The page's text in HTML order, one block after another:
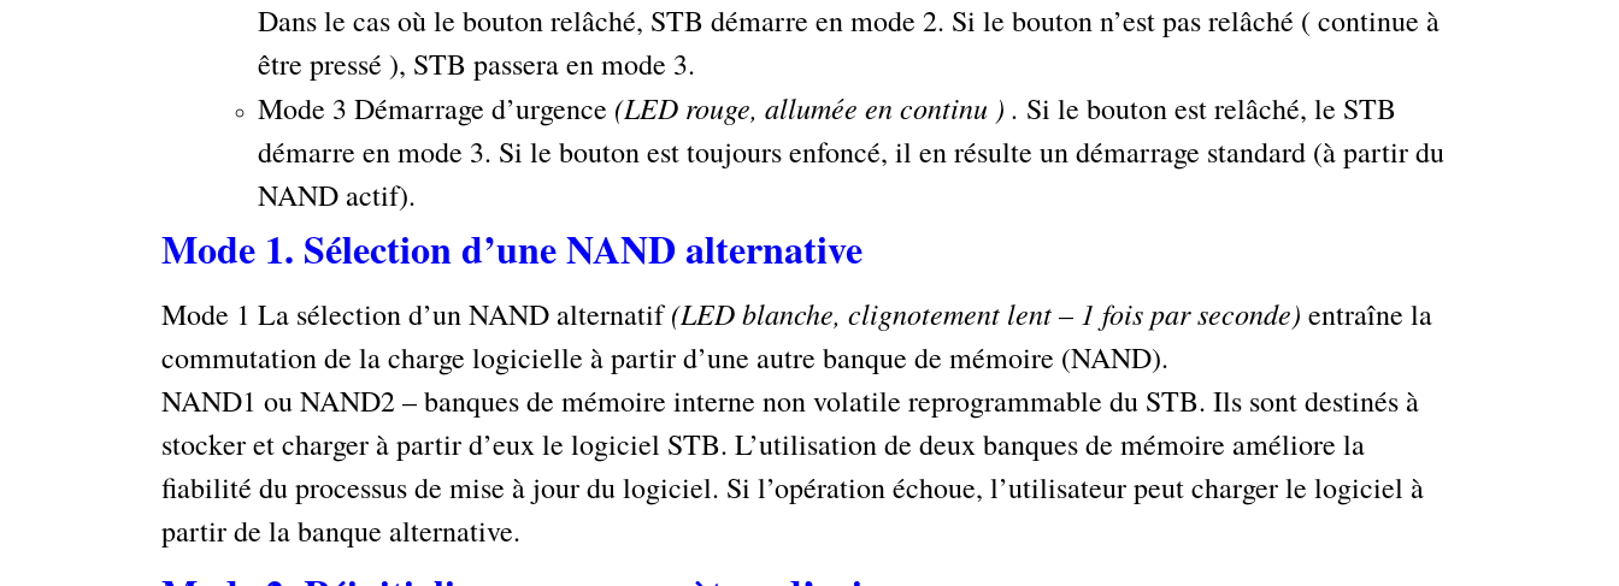
Dans le cas où le bouton relâché, STB démarre en mode 2. Si le bouton n’est pas relâché ( continue à
être pressé ), STB passera en mode 3.
Mode 3 Démarrage d’urgence (LED rouge, allumée en continu ). Si le bouton est relâché, le STB
démarre en mode 3. Si le bouton est toujours enfoncé, il en résulte un démarrage standard (à partir du
NAND actif).
Mode 1. Sélection d’une NAND alternative
Mode 1 La sélection d’un NAND alternatif(LED blanche, clignotement lent – 1 fois par seconde) entraîne la
commutation de la charge logicielle à partir d’une autre banque de mémoire (NAND).
NAND1 ou NAND2 – banques de mémoire interne non volatile reprogrammable du STB. Ils sont destinés à
stocker et charger à partir d’eux le logiciel STB. L’utilisation de deux banques de mémoire améliore la
fiabilité du processus de mise à jour du logiciel. Si l’opération échoue, l’utilisateur peut charger le logiciel à
partir de la banque alternative.